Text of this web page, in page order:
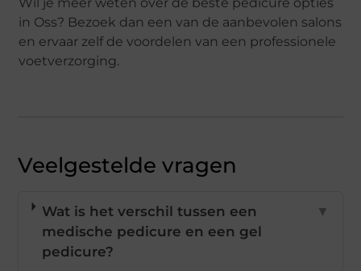
in Oss? Bezoek dan een van de aanbevolen salons
en ervaar zelf de voordelen van een professionele
voetverzorging.
Veelgestelde vragen
Wat is het verschil tussen een
medische pedicure en een gel
pedicure?
▼